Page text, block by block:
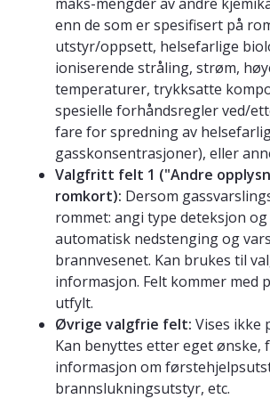
enn de som er spesifisert på
utstyr/oppsett, helsefarlige
ioniserende stråling, strøm,
temperaturer, trykksatte
spesielle forhåndsregler ved/
fare for spredning av
gasskonsentrasjoner), eller
Valgfritt felt 1 ("Andre
romkort): Dersom
rommet: angi type deteksjon
automatisk nedstenging og
brannvesenet. Kan brukes til
informasjon. Felt kommer med
utfylt.
Øvrige valgfrie felt: Vises ikke
Kan benyttes etter eget ønske,
informasjon om
brannslukningsutstyr, etc.